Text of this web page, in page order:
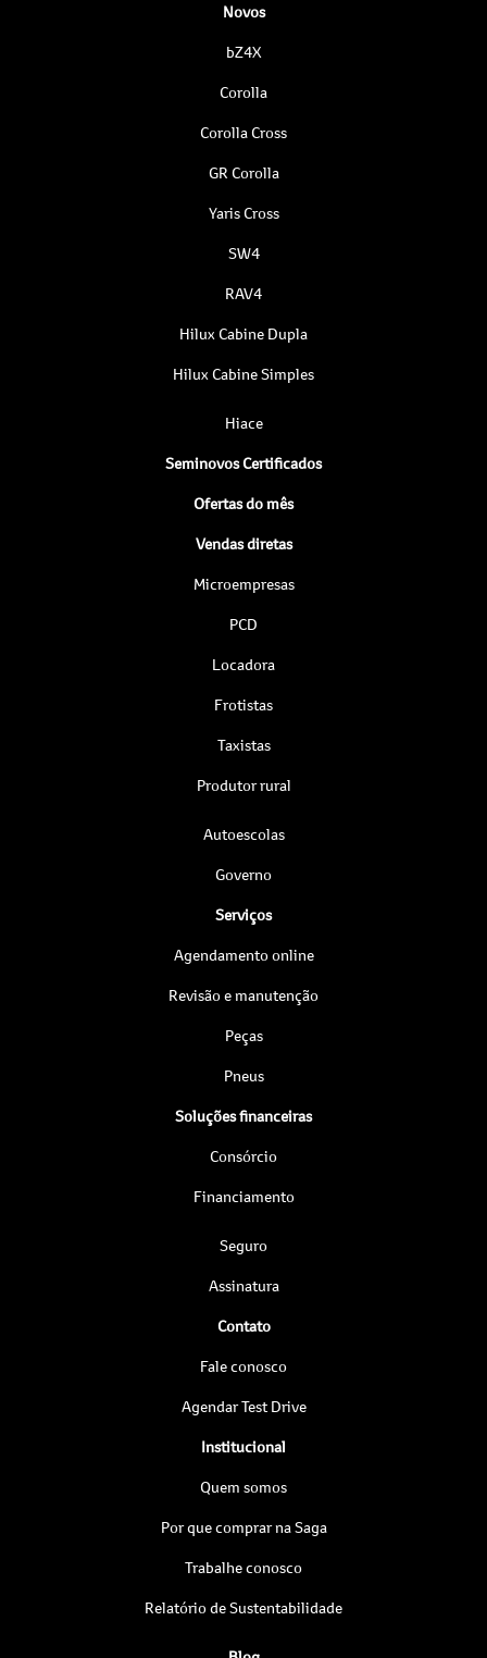
Novos
bZ4X
Corolla
Corolla Cross
GR Corolla
Yaris Cross
SW4
RAV4
Hilux Cabine Dupla
Hilux Cabine Simples
Hiace
Seminovos Certificados
Ofertas do mês
Vendas diretas
Microempresas
PCD
Locadora
Frotistas
Taxistas
Produtor rural
Autoescolas
Governo
Serviços
Agendamento online
Revisão e manutenção
Peças
Pneus
Soluções financeiras
Consórcio
Financiamento
Seguro
Assinatura
Contato
Fale conosco
Agendar Test Drive
Institucional
Quem somos
Por que comprar na Saga
Trabalhe conosco
Relatório de Sustentabilidade